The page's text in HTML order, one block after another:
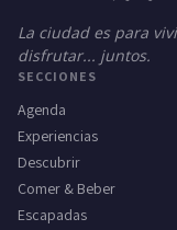
La ciudad es para
disfrutar... juntos.
SECCIONES
Agenda
Experiencias
Descubrir
Comer & Beber
Escapadas